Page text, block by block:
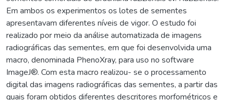
Em ambos os experimentos os lotes de sementes
apresentavam diferentes níveis de vigor. O estudo foi
realizado por meio da análise automatizada de imagens
radiográficas das sementes, em que foi desenvolvida uma
macro, denominada PhenoXray, para uso no software
ImageJ®. Com esta macro realizou- se o processamento
digital das imagens radiográficas das sementes, a partir das
quais foram obtidos diferentes descritores morfométricos e